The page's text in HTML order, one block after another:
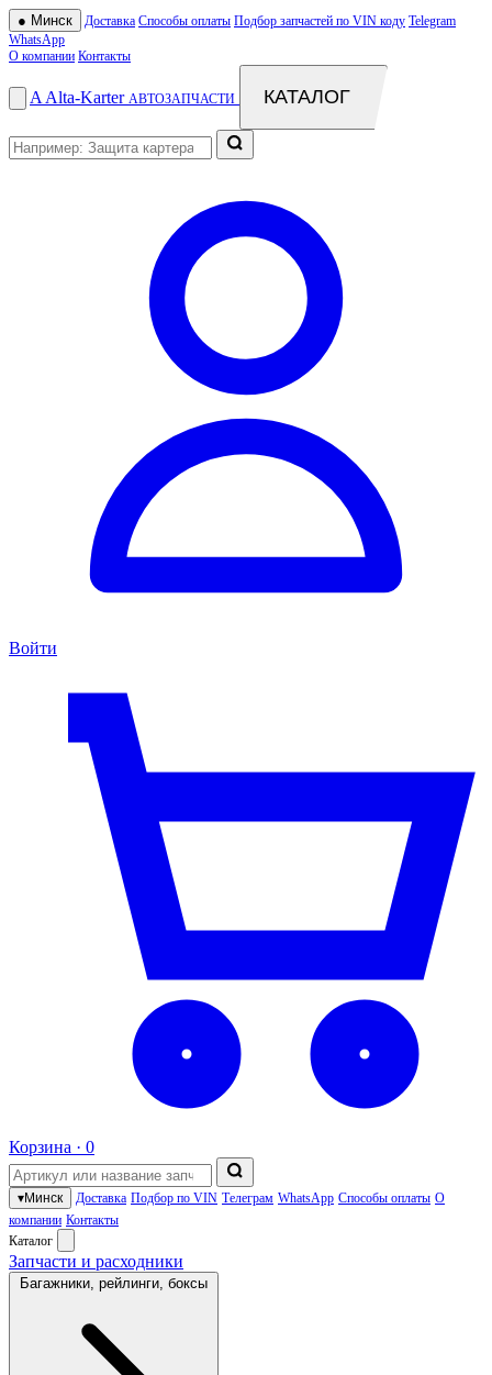
● Минск Доставка Способы оплаты Подбор запчастей по VIN коду Telegram
WhatsApp
О компании Контакты
A Alta-Karter АВТОЗАПЧАСТИ КАТАЛОГ
Войти
Корзина · 0
▾Минск Доставка Подбор по VIN Телеграм WhatsApp Способы оплаты О
компании Контакты
Каталог
Запчасти и расходники
Багажники, рейлинги, боксы